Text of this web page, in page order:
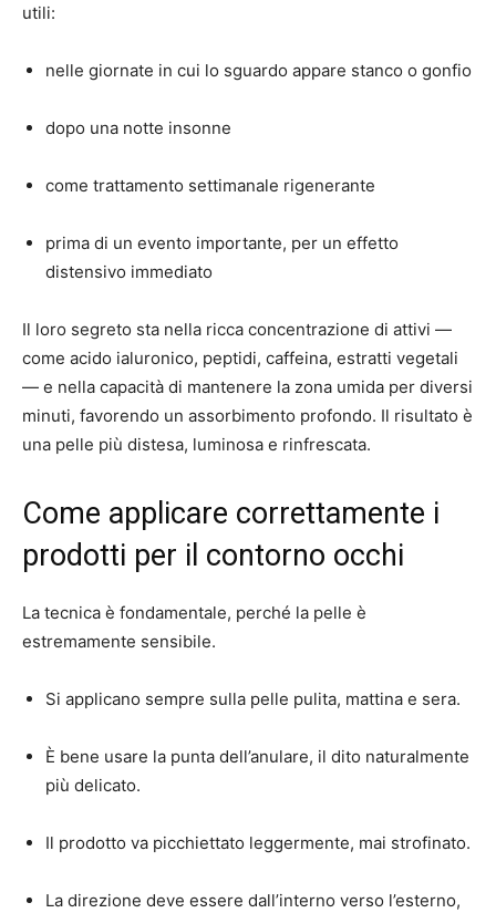
utili:
nelle giornate in cui lo sguardo appare stanco o gonfio
dopo una notte insonne
come trattamento settimanale rigenerante
prima di un evento importante, per un effetto
distensivo immediato
Il loro segreto sta nella ricca concentrazione di attivi —
come acido ialuronico, peptidi, caffeina, estratti vegetali
— e nella capacità di mantenere la zona umida per diversi
minuti, favorendo un assorbimento profondo. Il risultato è
una pelle più distesa, luminosa e rinfrescata.
Come applicare correttamente i
prodotti per il contorno occhi
La tecnica è fondamentale, perché la pelle è
estremamente sensibile.
Si applicano sempre sulla pelle pulita, mattina e sera.
È bene usare la punta dell’anulare, il dito naturalmente
più delicato.
Il prodotto va picchiettato leggermente, mai strofinato.
La direzione deve essere dall’interno verso l’esterno,